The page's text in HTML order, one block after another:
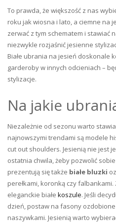
To prawda, że większość z nas
roku jak wiosna i lato, a ciemne na
zerwać z tym schematem i stawiać
niezwykle rozjaśnić jesienne
Białe ubrania na jesień doskonale
garderoby w innych odcieniach –
stylizacje.
Na jakie
Niezależnie od sezonu warto
najnowszymi trendami są modele
cut out shoulders. Jesienią nie jest
ostatnia chwila, żeby pozwolić
prezentują się także białe bluzki
perełkami, koronką czy
eleganckie białe koszule. Jeśli
dzień, postaw na fasony
naszywkami. Jesienią warto